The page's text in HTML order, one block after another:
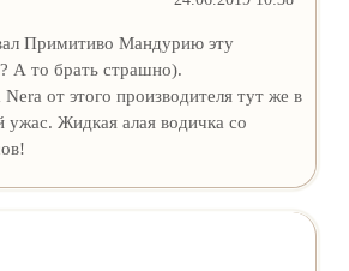
Примитиво Мандурию эту
А то брать страшно).
от этого производителя тут же в
ужас. Жидкая алая водичка со